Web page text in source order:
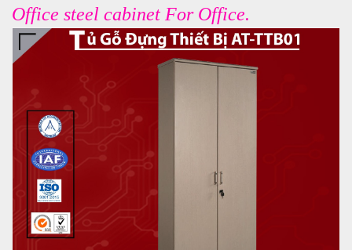
Office steel cabinet For Office.